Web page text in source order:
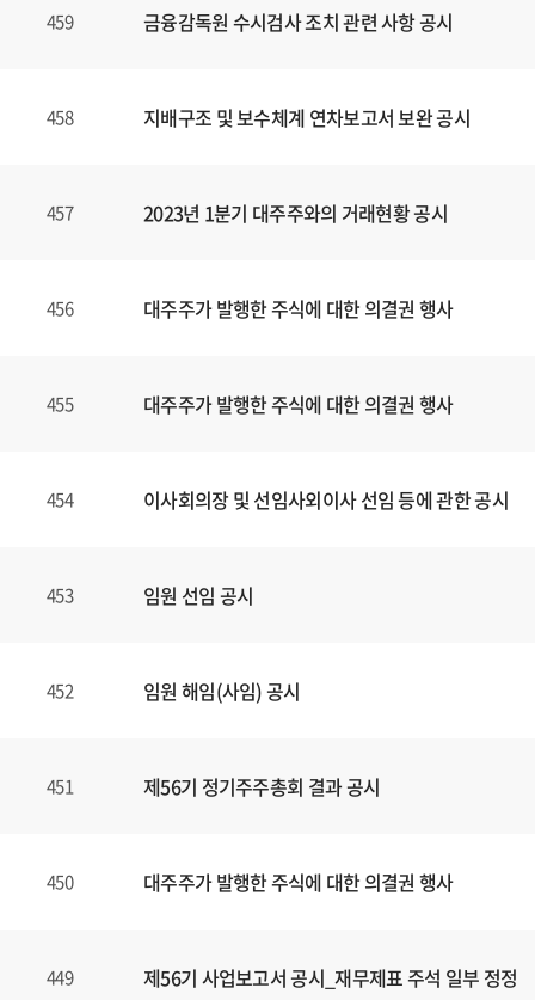
459 금융감독원 수시검사 조치 관련 사항 공시
458 지배구조 및 보수체계 연차보고서 보완 공시
457 2023년 1분기 대주주와의 거래현황 공시
456 대주주가 발행한 주식에 대한 의결권 행사
455 대주주가 발행한 주식에 대한 의결권 행사
454 이사회의장 및 선임사외이사 선임 등에 관한 공시
453 임원 선임 공시
452 임원 해임(사임) 공시
451 제56기 정기주주총회 결과 공시
450 대주주가 발행한 주식에 대한 의결권 행사
449 제56기 사업보고서 공시_재무제표 주석 일부 정정